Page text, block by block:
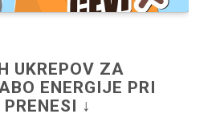
UKREPOV ZA
ENERGIJE PRI
↓